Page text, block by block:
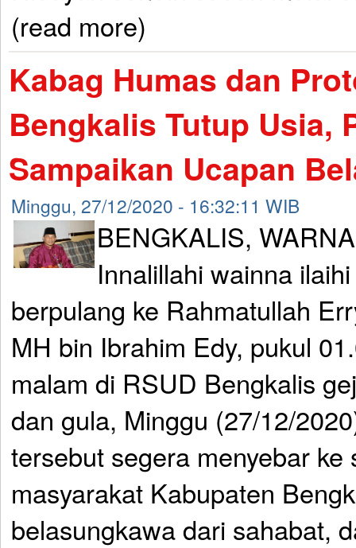
(read more)
Kabag Humas dan
Bengkalis Tutup Usia,
Sampaikan Ucapan
Minggu, 27/12/2020 - 16:32:11 WIB
BENGKALIS,
Innalillahi wainna
berpulang ke Rahmatullah
MH bin Ibrahim Edy, pukul
malam di RSUD Bengkalis
dan gula, Minggu (27/12/
tersebut segera menyebar ke
masyarakat Kabupaten
belasungkawa dari sahabat,